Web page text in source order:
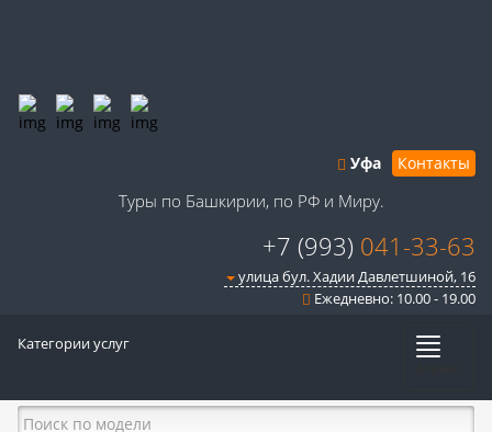
Уфа Контакты
Туры по Башкирии, по РФ и Миру.
+7 (993) 041-33-63
улица бул. Хадии Давлетшиной, 16
Ежедневно: 10.00 - 19.00
Категории услуг